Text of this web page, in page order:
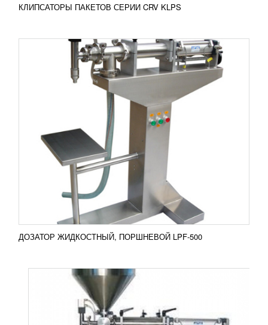
КЛИПСАТОРЫ ПАКЕТОВ СЕРИИ CRV KLPS
ДОЗАТОР ЖИДКОСТНЫЙ, ПОРШНЕВОЙ LPF-500
ДОЗАТОР ЖИДКОСТНЫЙ, ПОРШНЕВОЙ
63 610RUB
Фасовочные напольные дозаторы
полуавтоматического типа предназначены для
дозированной фасовки пастообразных и
кремообразных продуктов. Просты и...
ПОДРОБНЕЕ
Добавить в сравнение